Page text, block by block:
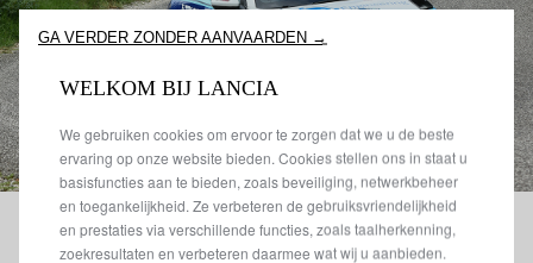
GA VERDER ZONDER AANVAARDEN →
WELKOM BIJ LANCIA
We gebruiken cookies om ervoor te zorgen dat we u de beste
ervaring op onze website bieden. Cookies stellen ons in staat u
basisfuncties aan te bieden, zoals beveiliging, netwerkbeheer
en toegankelijkheid. Ze verbeteren de gebruiksvriendelijkheid
en prestaties via verschillende functies, zoals taalherkenning,
zoekresultaten en verbeteren daarmee wat wij u aanbieden.